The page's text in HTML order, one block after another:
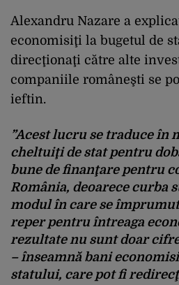
Alexandru Nazare a
economisiţi la bugetul de
direcţionaţi către alte
companiile româneşti se
ieftin.
”Acest lucru se traduce în
cheltuiţi de stat pentru
bune de finanţare pentru
România, deoarece curba
modul în care se
reper pentru întreaga
rezultate nu sunt doar
– înseamnă bani
statului, care pot fi